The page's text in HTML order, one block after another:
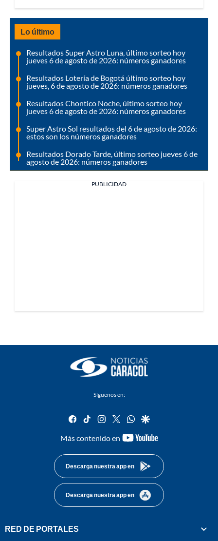
Lo último
Resultados Super Astro Luna, último sorteo hoy
jueves 6 de agosto de 2026: números ganadores
Resultados Lotería de Bogotá último sorteo hoy
jueves, 6 de agosto de 2026: números ganadores
Resultados Chontico Noche, último sorteo hoy
jueves 6 de agosto de 2026: números ganadores
Super Astro Sol resultados del 6 de agosto de 2026:
estos son los números ganadores
Resultados Dorado Tarde, último sorteo jueves 6 de
agosto de 2026: números ganadores
PUBLICIDAD
Síguenos en:
facebook
tiktok instagram
twitterwhatsapp
google
Más contenido en
youtube-
Descarga nuestra app en
Descarga nuestra app en
RED DE PORTALES